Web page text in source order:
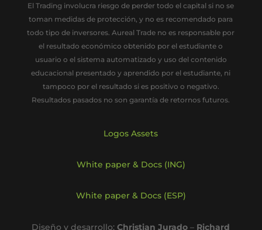
El Trading involucra riesgo de perder todo el capital si no se
toman medidas de protección, y no es recomendado para
todo tipo de inversores. Aureal Trade no es responsable por
el resultado económico obtenido por el estudiante o
usuario o el sistema automatizado y uso del contenido
educacional presentado y aprendido por el estudiante, ni
tampoco por el resultado si es positivo o negativo.
Resultados pasados no son garantía de retornos futuros.
Logos Assets
White paper & Docs (ING)
White paper & Docs (ESP)
Diseño y desarrollo:Christian Jurado – Richard